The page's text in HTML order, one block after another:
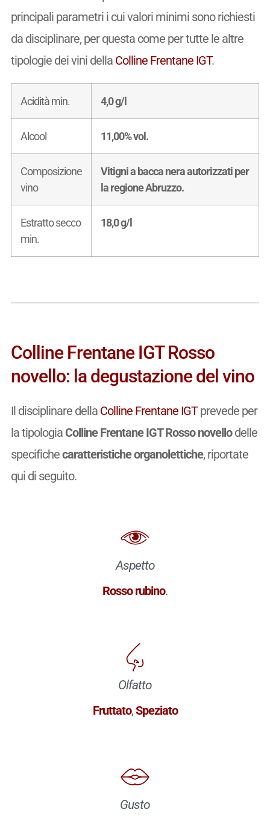
principali parametri i cui valori minimi sono richiesti
da disciplinare, per questa come per tutte le altre
tipologie dei vini della Colline Frentane IGT.
Acidità min. 4,0 g/l
Alcool 11,00% vol.
Composizione
vino
Vitigni a bacca nera autorizzati per
la regione Abruzzo.
Estratto secco
min.
18,0 g/l
Colline Frentane IGT Rosso
novello: la degustazione del vino
Il disciplinare della Colline Frentane IGTprevede per
la tipologia Colline Frentane IGT Rosso novellodelle
specifichecaratteristiche organolettiche, riportate
qui di seguito.
Aspetto
Rosso rubino.
Olfatto
Fruttato,Speziato
Gusto